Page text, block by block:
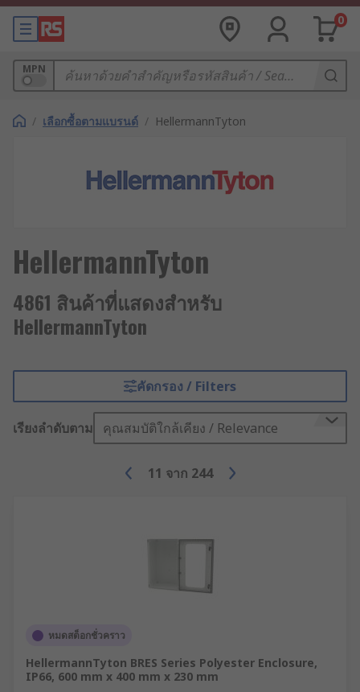
0
MPN
/ เลือกซื้อตามแบรนด์ / HellermannTyton
HellermannTyton
4861 สินค้าที่แสดงสำหรับ
HellermannTyton
คัดกรอง / Filters
เรียงลำดับตาม คุณสมบัติใกล้เคียง / Relevance
11 จาก 244
หมดสต็อกชั่วคราว
HellermannTyton BRES Series Polyester Enclosure,
IP66, 600 mm x 400 mm x 230 mm